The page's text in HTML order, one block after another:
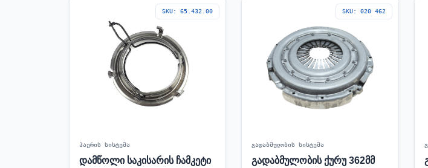
SKU: 65.432.00
ჰაერის სისტემა
დამწოლი საკისარის ჩამკეტი
SKU: 020 462
გადაბმულობის სისტემა
გადაბმულობის ქურუ 362მმ